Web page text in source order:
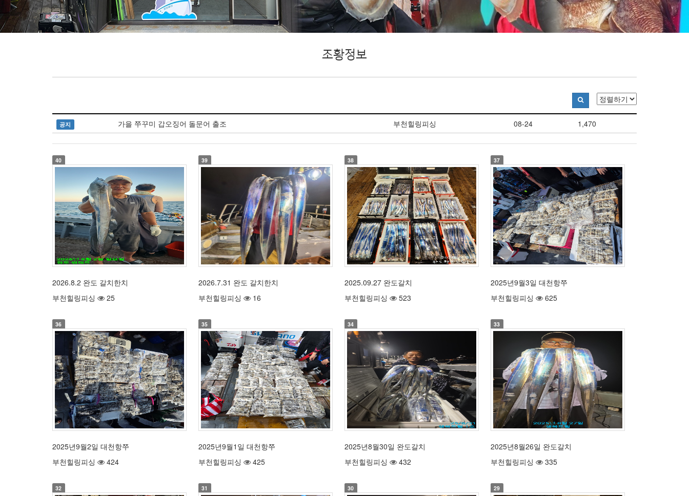
조황정보
공지 가을 쭈꾸미 갑오징어 돌문어 출조 부천힐링피싱 08-24 1,470
40
2026.8.2 완도 갈치한치
부천힐링피싱
25
39
2026.7.31 완도 갈치한치
부천힐링피싱
16
38
2025.09.27 완도갈치
부천힐링피싱
523
37
2025년9월3일 대천항쭈
부천힐링피싱
625
36
2025년9월2일 대천항쭈
부천힐링피싱
424
35
2025년9월1일 대천항쭈
부천힐링피싱
425
34
2025년8월30일 완도갈치
부천힐링피싱
432
33
2025년8월26일 완도갈치
부천힐링피싱
335
32 31 30 29